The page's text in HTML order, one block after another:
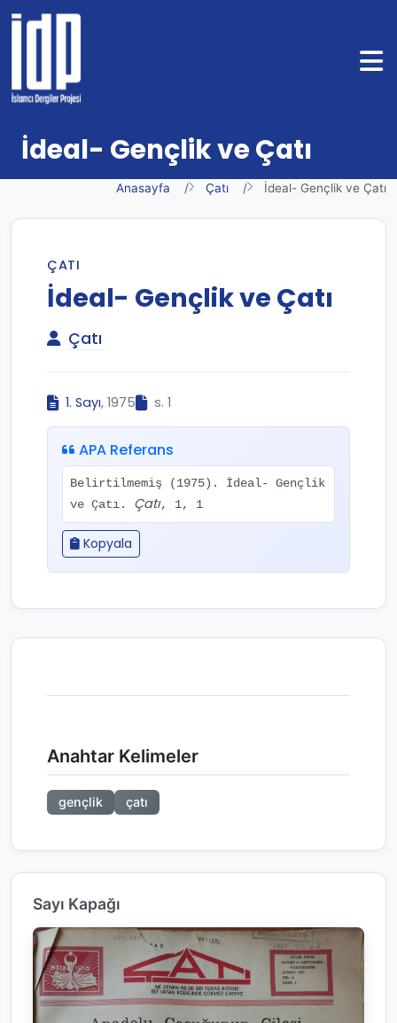
İdeal- Gençlik ve Çatı
Anasayfa Çatı İdeal- Gençlik ve Çatı
ÇATI
İdeal- Gençlik ve Çatı
Çatı
1. Sayı, 1975 s. 1
APA Referans
Belirtilmemiş (1975). İdeal- Gençlik
ve Çatı. Çatı, 1, 1
Kopyala
Anahtar Kelimeler
gençlik çatı
Sayı Kapağı